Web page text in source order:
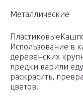
​Металлические​
Использование в
деревенских
предки варили
раскрасить,
цветов.​